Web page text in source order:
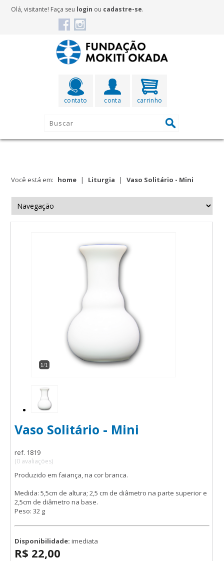
Olá, visitante! Faça seu login ou cadastre-se.
carrinho
conta
contato
Você está em: home | Liturgia | Vaso Solitário - Mini
1/1
Vaso Solitário - Mini
ref. 1819
(0 avaliações)
Produzido em faiança, na cor branca.
Medida: 5,5cm de altura; 2,5 cm de diâmetro na parte superior e
2,5cm de diâmetro na base.
Peso: 32 g
Disponibilidade: imediata
R$ 22,00